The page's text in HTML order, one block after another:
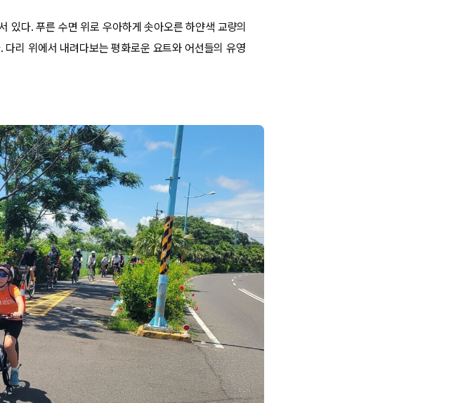
있다. 푸른 수면 위로 우아하게 솟아오른 하얀색 교량의
리 위에서 내려다보는 평화로운 요트와 어선들의 유영